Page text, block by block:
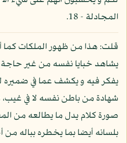
المجادلة - 18.
قلت: هذا من ظهور الملكات كما
يشاهد خبايا نفسه من غير حاجة
يفكر فيه و يكشف عما في ضميره
شهادة من باطن نفسه لا في
صورة كلام يدل ما يطالعه من
بلسانه أيضا بما يخطره بباله من